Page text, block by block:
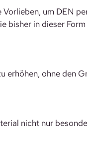
Vorlieben, um DEN
bisher in dieser
erhöhen, ohne den
nicht nur